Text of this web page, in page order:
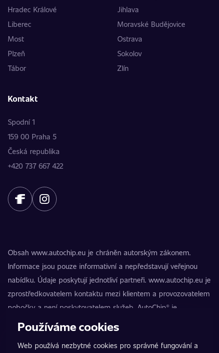
Hradec Králové
Jihlava
Liberec
Moravské Budějovice
Most
Ostrava
Plzeň
Sokolov
Tábor
Zlín
Kontakt
Spodní 1
159 00 Praha 5
Česká republika
+420 737 667 422
Obsah www.autochip.eu je chráněn autorským zákonem.
Informace jsou pouze informativní a nepředstavují veřejnou
nabídku. Údaje poskytují jednotliví partneři. www.autochip.eu je
zprostředkovatelem kontaktu mezi klientem a provozovatelem
pobočky a není poskytovatelem služeb. AutoChip® je
registrovaná ochranná známka Petra Kučery. Úpravy, které
nezpůsobilosti vozidla k provozu na pozemních komunikacích.
Používáme cookies
Web používá nezbytné cookies pro správné fungování a